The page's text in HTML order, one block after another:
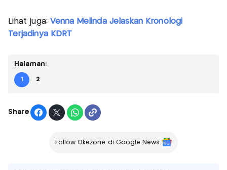
Lihat juga: Venna Melinda Jelaskan Kronologi
Terjadinya KDRT
Halaman:
1 2
Share
Follow Okezone di Google News